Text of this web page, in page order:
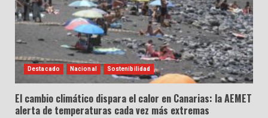
Destacado Nacional Sostenibilidad
El cambio climático dispara el calor en Canarias: la AEMET
alerta de temperaturas cada vez más extremas